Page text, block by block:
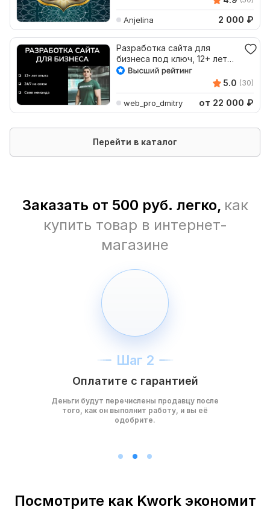
Anjelina 2 000 ₽
Разработка сайта для
бизнеса под ключ, 12+ лет
опыта, своя команда
5.0 (30)
web_pro_dmitry от 22 000 ₽
Перейти в каталог
Заказать от 500 руб. легко, как
купить товар в интернет-
магазине
Шаг 2
Оплатите с гарантией
Деньги будут перечислены продавцу после
того, как он выполнит работу, и вы её
одобрите.
Посмотрите как Kwork экономит